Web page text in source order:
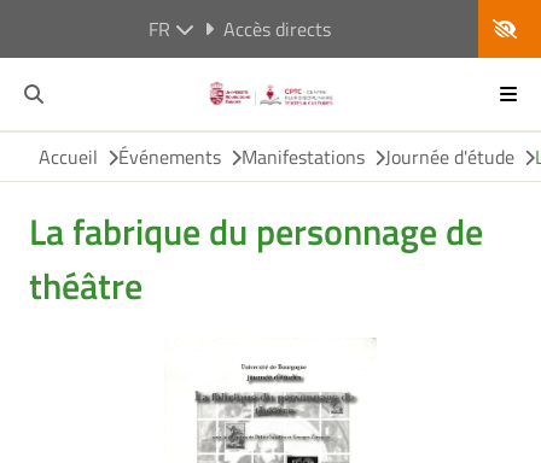
FR Accès directs
Accueil Événements Manifestations Journée d'étude
La fabrique du personnage de
théâtre